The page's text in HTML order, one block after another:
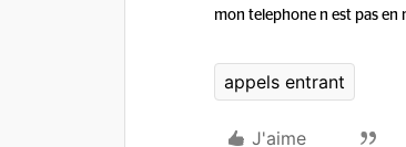
mon telephone n est pas en
appels entrant
J'aime